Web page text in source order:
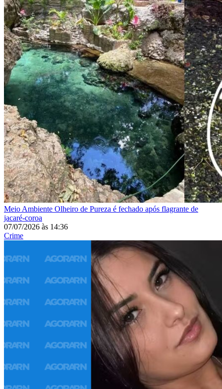
Meio Ambiente Olheiro de Pureza é fechado após flagrante de
jacaré-coroa
07/07/2026 às 14:36
Crime